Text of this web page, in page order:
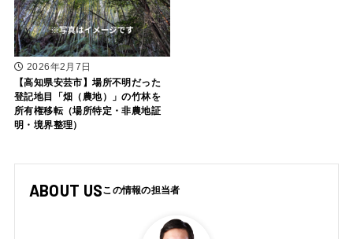
2026年2月7日
【高知県安芸市】場所不明だった
登記地目「畑（農地）」の竹林を
所有権移転（場所特定・非農地証
明・境界整理）
ABOUT US